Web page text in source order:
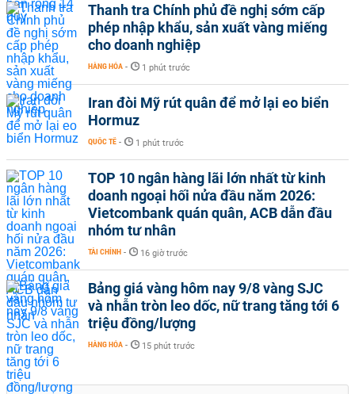
Thanh tra Chính phủ đề nghị sớm cấp
phép nhập khẩu, sản xuất vàng miếng
cho doanh nghiệp
HÀNG HÓA - 1 phút trước
Iran đòi Mỹ rút quân để mở lại eo biển
Hormuz
QUỐC TẾ - 1 phút trước
TOP 10 ngân hàng lãi lớn nhất từ kinh
doanh ngoại hối nửa đầu năm 2026:
Vietcombank quán quân, ACB dẫn đầu
nhóm tư nhân
TÀI CHÍNH - 16 giờ trước
Bảng giá vàng hôm nay 9/8 vàng SJC
và nhẫn tròn leo dốc, nữ trang tăng tới 6
triệu đồng/lượng
HÀNG HÓA - 15 phút trước